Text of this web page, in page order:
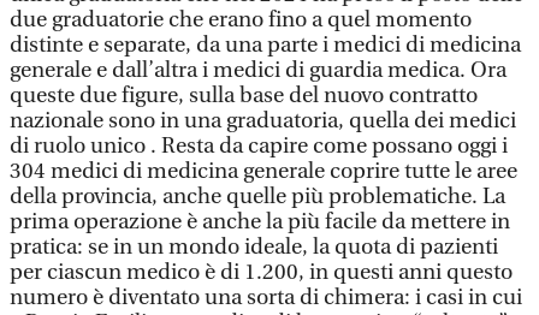
due graduatorie che erano fino a quel momento
distinte e separate, da una parte i medici di medicina
generale e dall’altra i medici di guardia medica. Ora
queste due figure, sulla base del nuovo contratto
nazionale sono in una graduatoria, quella dei medici
di ruolo unico . Resta da capire come possano oggi i
304 medici di medicina generale coprire tutte le aree
della provincia, anche quelle più problematiche. La
prima operazione è anche la più facile da mettere in
pratica: se in un mondo ideale, la quota di pazienti
per ciascun medico è di 1.200, in questi anni questo
numero è diventato una sorta di chimera: i casi in cui